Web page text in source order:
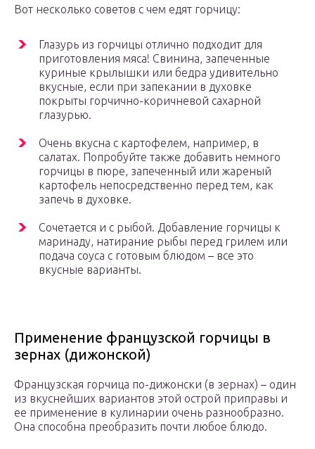
Вот несколько советов с чем едят горчицу:
Глазурь из горчицы отлично подходит для
приготовления мяса! Свинина, запеченные
куриные крылышки или бедра удивительно
вкусные, если при запекании в духовке
покрыты горчично-коричневой сахарной
глазурью.
Очень вкусна с картофелем, например, в
салатах. Попробуйте также добавить немного
горчицы в пюре, запеченный или жареный
картофель непосредственно перед тем, как
запечь в духовке.
Сочетается и с рыбой. Добавление горчицы к
маринаду, натирание рыбы перед грилем или
подача соуса с готовым блюдом – все это
вкусные варианты.
Применение французской горчицы в
зернах (дижонской)
Французская горчица по-дижонски (в зернах) – один
из вкуснейших вариантов этой острой приправы и
ее применение в кулинарии очень разнообразно.
Она способна преобразить почти любое блюдо.